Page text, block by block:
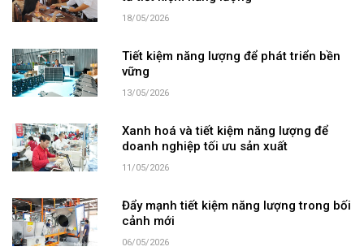
18/05/2026
Tiết kiệm năng lượng để phát triển bền
vững
13/05/2026
Xanh hoá và tiết kiệm năng lượng để
doanh nghiệp tối ưu sản xuất
11/05/2026
Đẩy mạnh tiết kiệm năng lượng trong bối
cảnh mới
06/05/2026